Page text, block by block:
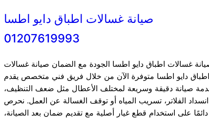
صيانة غسالات اطباق دايو اطسا
01207619993
غسالات اطباق دايو اطسا الجودة مع الضمان صيانة غسالات
اطباق دايو اطسا متوفرة الآن من خلال فريق فني متخصص يقدم
صيانة دقيقة وسريعة لمختلف الأعطال مثل ضعف التنظيف،
انسداد الفلاتر، تسريب المياه أو توقف الغسالة عن العمل. نحرص
دائمًا على استخدام قطع غيار أصلية مع تقديم ضمان بعد الصيانة،